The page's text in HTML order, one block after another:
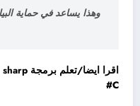
وهذا يساعد في حماية
C#